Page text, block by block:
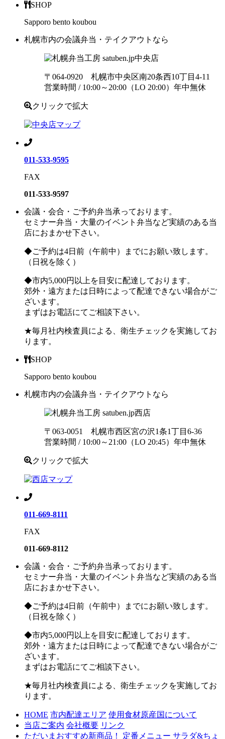
SHOP
Sapporo bento koubou
札幌市内の会議弁当・テイクアウトなら
中央店
〒064-0920 札幌市中央区南20条西10丁目4-11
営業時間 / 10:00～20:00（LO 20:00）年中無休
クリックで拡大
011-533-9595
FAX
011-533-9597
会議・会合・ご予約弁当承っております。
セミナー弁当・大量のイベント弁当など実績のある当
店におまかせ下さい。
◆ご予約は4日前（午前中）までにお願い致します。
（日祝を除く）
◆市内5,000円以上を目安に配達しております。
郊外・遠方または日時によって配達できない場合がご
ざいます。
まずはお電話にてご相談下さい。
★毎月社内検査員による、衛生チェックを実施してお
ります。
SHOP
Sapporo bento koubou
札幌市内の会議弁当・テイクアウトなら
西店
〒063-0051 札幌市西区宮の沢1条1丁目6-36
営業時間 / 10:00～21:00（LO 20:45）年中無休
クリックで拡大
011-669-8111
FAX
011-669-8112
会議・会合・ご予約弁当承っております。
セミナー弁当・大量のイベント弁当など実績のある当
店におまかせ下さい。
◆ご予約は4日前（午前中）までにお願い致します。
（日祝を除く）
◆市内5,000円以上を目安に配達しております。
郊外・遠方または日時によって配達できない場合がご
ざいます。
まずはお電話にてご相談下さい。
★毎月社内検査員による、衛生チェックを実施してお
ります。
HOME 市内配達エリア 使用食材原産国について
当店ご案内 会社概要 リンク
ただいまおすすめ新商品！
定番メニュー サラダ&ちょ